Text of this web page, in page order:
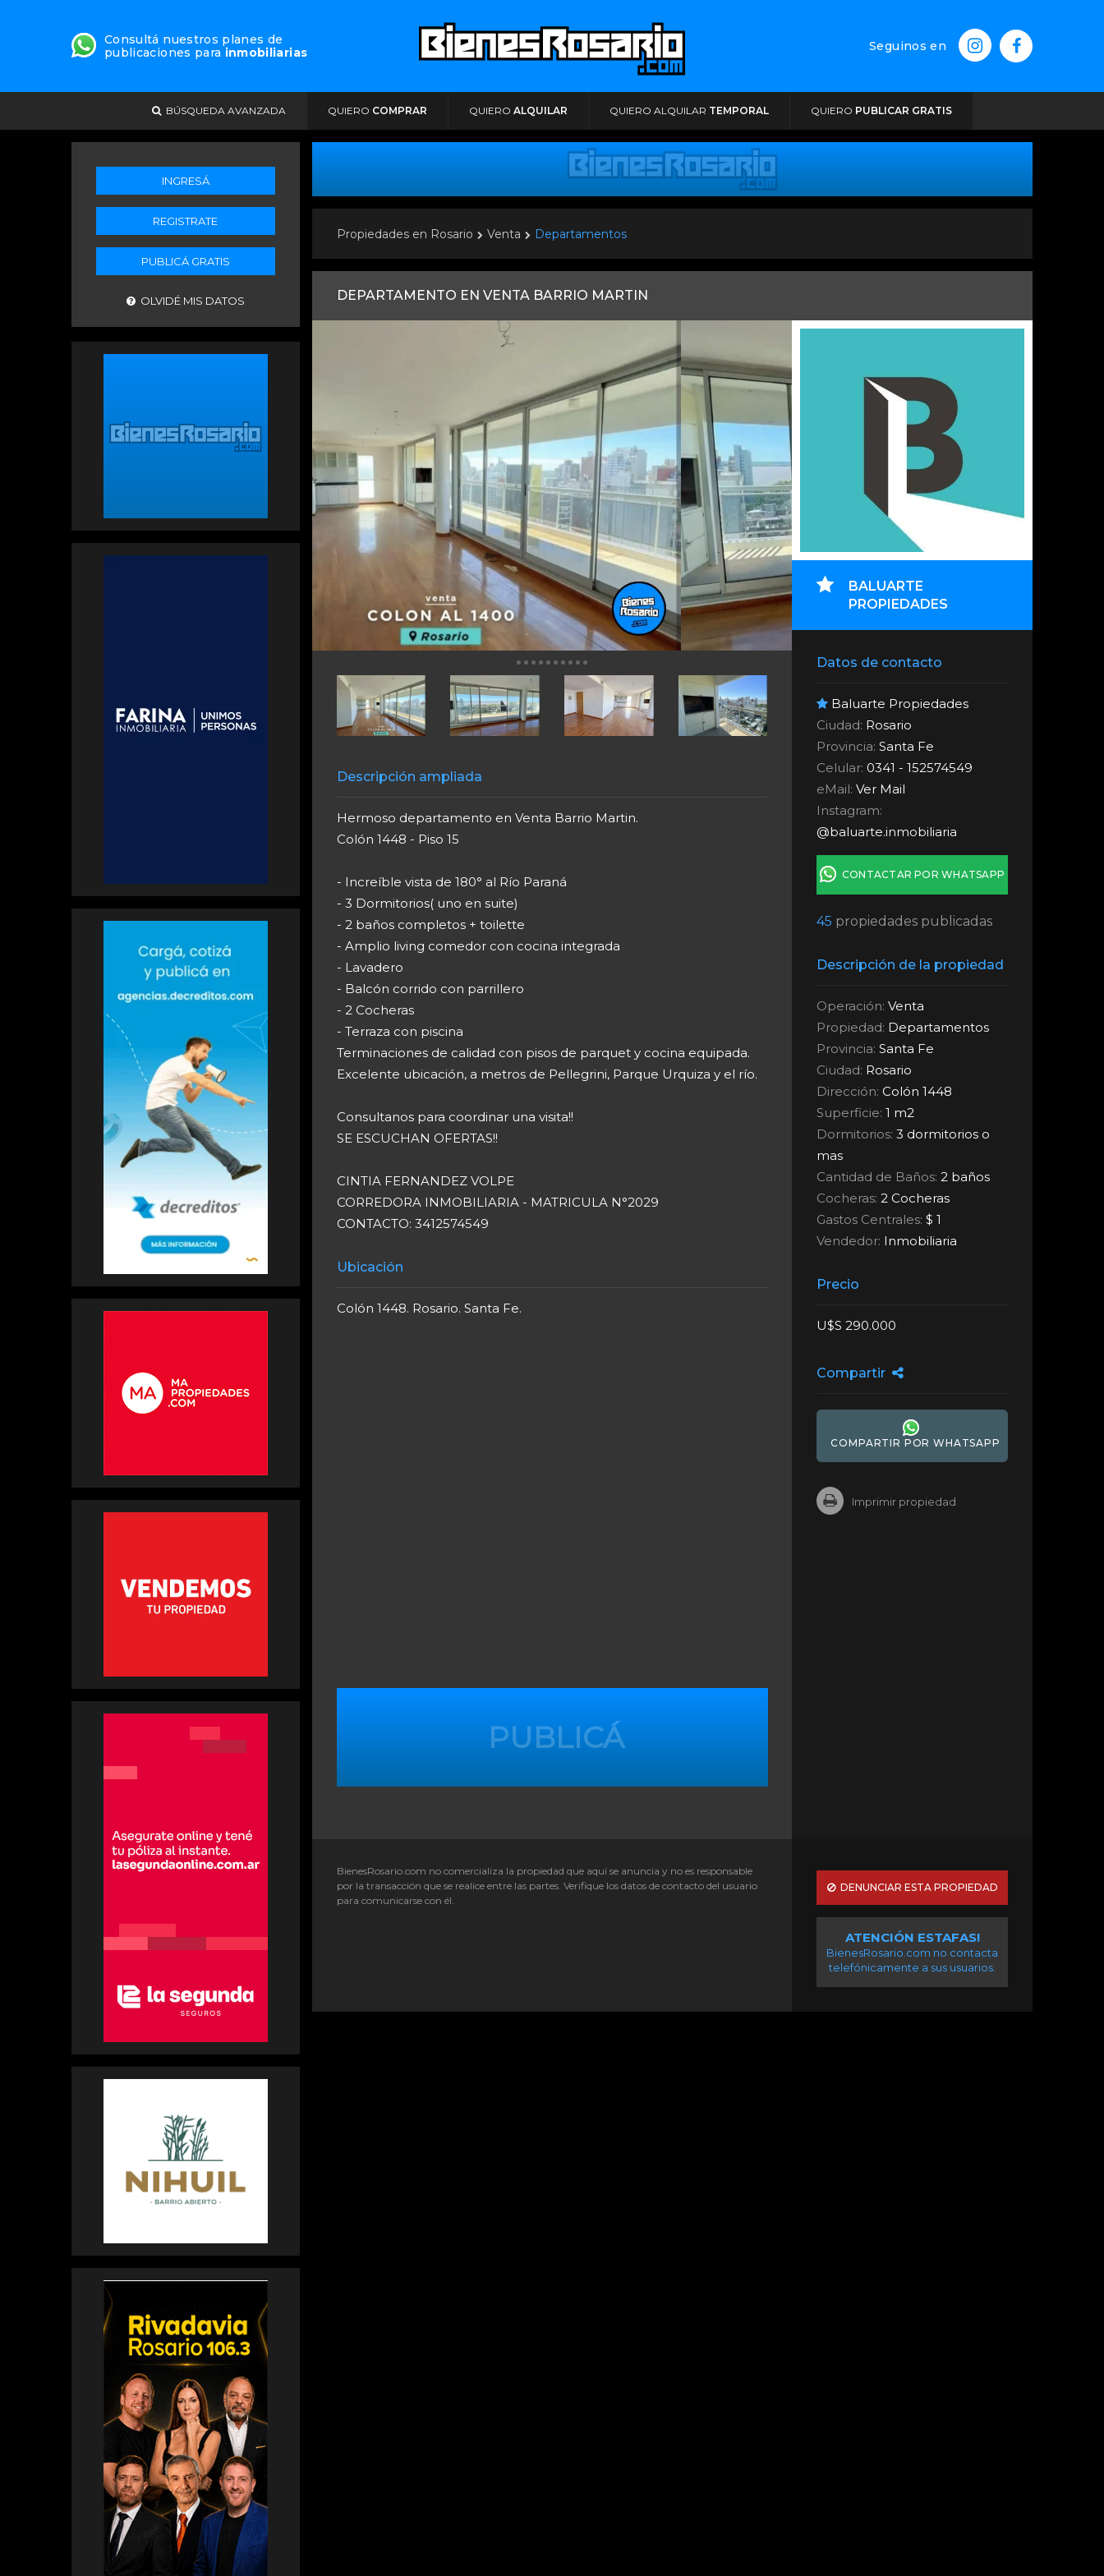
Consultá nuestros planes de
publicaciones para inmobiliarias Seguinos en
BÚSQUEDA AVANZADA QUIERO COMPRAR QUIERO ALQUILAR QUIERO ALQUILAR TEMPORAL QUIERO PUBLICAR GRATIS
INGRESÁ
REGISTRATE
PUBLICÁ GRATIS
OLVIDÉ MIS DATOS
Propiedades en Rosario Venta Departamentos
DEPARTAMENTO EN VENTA BARRIO MARTIN
Descripción ampliada
Hermoso departamento en Venta Barrio Martin.
Colón 1448 - Piso 15
- Increíble vista de 180° al Río Paraná
- 3 Dormitorios( uno en suite)
- 2 baños completos + toilette
- Amplio living comedor con cocina integrada
- Lavadero
- Balcón corrido con parrillero
- 2 Cocheras
- Terraza con piscina
Terminaciones de calidad con pisos de parquet y cocina equipada.
Excelente ubicación, a metros de Pellegrini, Parque Urquiza y el río.
Consultanos para coordinar una visita!!
SE ESCUCHAN OFERTAS!!
CINTIA FERNANDEZ VOLPE
CORREDORA INMOBILIARIA - MATRICULA N°2029
CONTACTO: 3412574549
Ubicación
Colón 1448. Rosario. Santa Fe.
BALUARTE
PROPIEDADES
Datos de contacto
Baluarte Propiedades
Ciudad: Rosario
Provincia:Santa Fe
Celular: 0341 - 152574549
eMail:Ver Mail
Instagram:
@baluarte.inmobiliaria
CONTACTAR POR WHATSAPP
45 propiedades publicadas
Descripción de la propiedad
Operación: Venta
Propiedad: Departamentos
Provincia: Santa Fe
Ciudad: Rosario
Dirección: Colón 1448
Superficie: 1 m2
Dormitorios: 3 dormitorios o
mas
Cantidad de Baños: 2 baños
Cocheras: 2 Cocheras
Gastos Centrales: $ 1
Vendedor: Inmobiliaria
Precio
U$S 290.000
Compartir
COMPARTIR POR WHATSAPP
Imprimir propiedad
BienesRosario.com no comercializa la propiedad que aquí se anuncia y no es responsable
por la transacción que se realice entre las partes. Verifique los datos de contacto del usuario
para comunicarse con él.
DENUNCIAR ESTA PROPIEDAD
ATENCIÓN ESTAFAS!
BienesRosario.com no contacta
telefónicamente a sus usuarios.